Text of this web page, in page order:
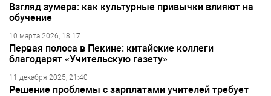
Взгляд зумера: как культурные привычки влияют на
обучение
10 марта 2026, 18:17
Первая полоса в Пекине: китайские коллеги
благодарят «Учительскую газету»
11 декабря 2025, 21:40
Решение проблемы с зарплатами учителей требует